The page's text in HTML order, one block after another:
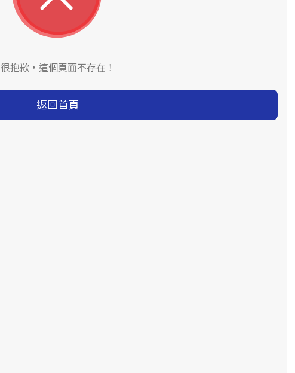
很抱歉，這個頁面不存在！
返回首頁